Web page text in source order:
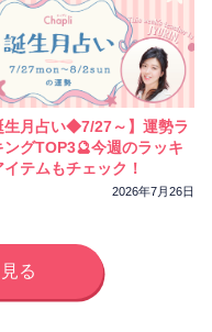
生月占い◆7/27～】運勢ラ
ングTOP3🔮今週のラッキ
イテムもチェック！
2026年7月26日
る